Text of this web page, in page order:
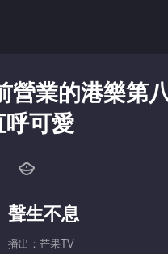
營業的港樂第
呼可愛
聲生不息
播出：芒果TV